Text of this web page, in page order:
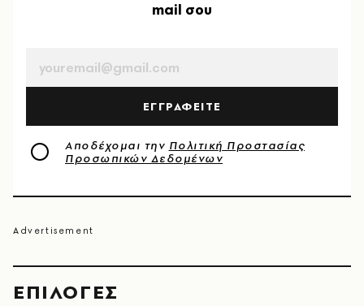
EΠΙΛΟΓΈΣ
mail σου
ΕΓΓΡΑΦΕΙΤΕ
Αποδέχομαι την Πολιτική Προστασίας
Προσωπικών Δεδομένων